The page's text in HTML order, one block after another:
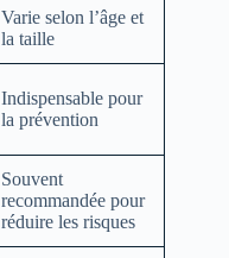
Varie selon l’âge et
la taille
Indispensable pour
la prévention
Souvent
recommandée pour
réduire les risques